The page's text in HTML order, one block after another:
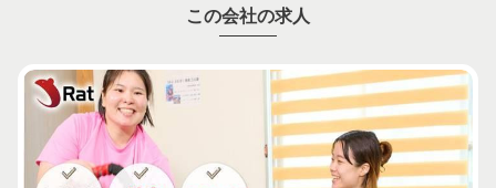
この会社の求人